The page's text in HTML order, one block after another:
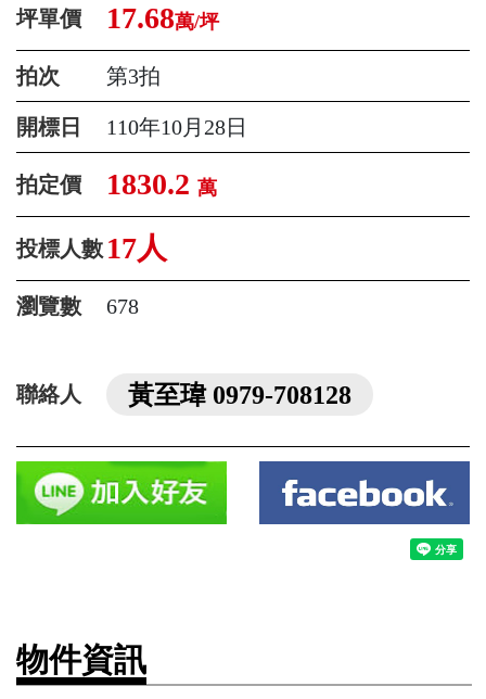
坪單價 17.68萬/坪
拍次 第3拍
開標日 110年10月28日
拍定價 1830.2 萬
投標人數 17人
瀏覽數 678
聯絡人 黃至瑋 0979-708128
物件資訊